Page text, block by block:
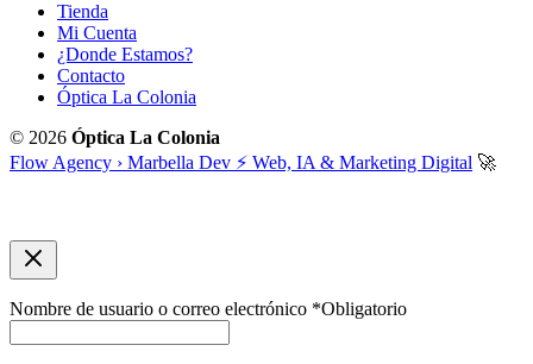
Tienda
Mi Cuenta
¿Donde Estamos?
Contacto
Óptica La Colonia
© 2026 Óptica La Colonia
Flow Agency › Marbella Dev ⚡️ Web, IA & Marketing Digital 🚀
Nombre de usuario o correo electrónico *Obligatorio